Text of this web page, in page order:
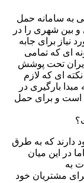
به سامانه حمل
و بین شهری را در
نیاز برای جابه
ای که تمامی
تحت پوشش
ای که لازم
بارگیری در
است و برای حمل
دارند که به طرق
در این میان
به
مشتریان خود